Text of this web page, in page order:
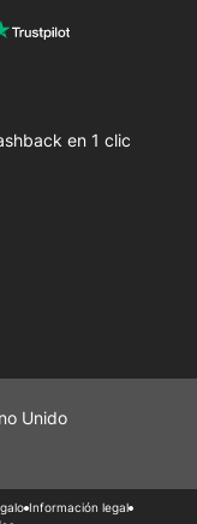
en 1 clic
Unido
Información legal